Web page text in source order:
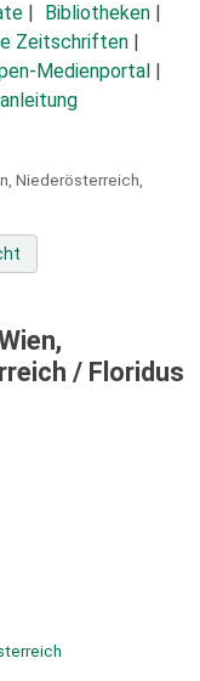
Bibliotheken
Zeitschriften
Medienportal
Niederösterreich,
/ Floridus